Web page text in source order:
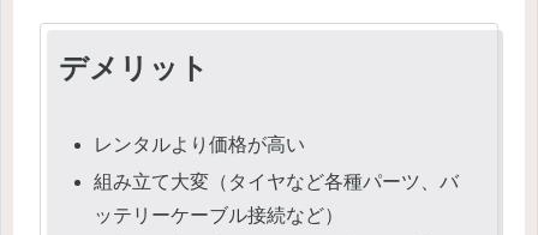
デメリット
レンタルより価格が高い
組み立て大変（タイヤなど各種パーツ、バ
ッテリーケーブル接続など）